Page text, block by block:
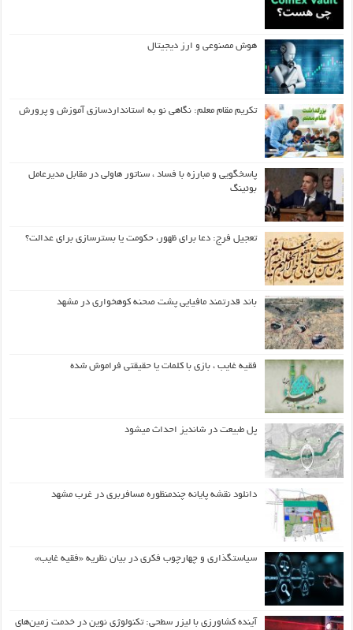
هوش مصنوعی و ارز دیجیتال
تکریم مقام معلم: نگاهی نو به استانداردسازی آموزش و پرورش
پاسخگویی و مبارزه با فساد ، سناتور هاولی در مقابل مدیرعامل
بوئینگ
تعجیل فرج: دعا برای ظهور، حکومت یا بسترسازی برای عدالت؟
باند قدرتمند مافیایی پشت صحنه کوهخواری در مشهد
فقیه غایب ، بازی با کلمات یا حقیقتی فراموش شده
پل طبیعت در شاندیز احداث میشود
دانلود نقشه پایانه چندمنظوره مسافربری در غرب مشهد
سیاستگذاری و چهارچوب فکری در بیان نظریه «فقیه غایب»
آینده کشاورزی با لیزر سطحی: تکنولوژی نوین در خدمت زمین‌های